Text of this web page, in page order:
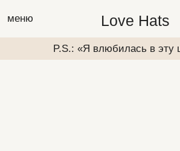
Love Hats
меню
P.S.: «Я влюбилась в эту шляпку»